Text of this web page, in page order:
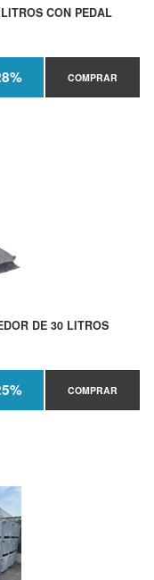
CON PEDAL
COMPRAR
DE 30 LITROS
COMPRAR